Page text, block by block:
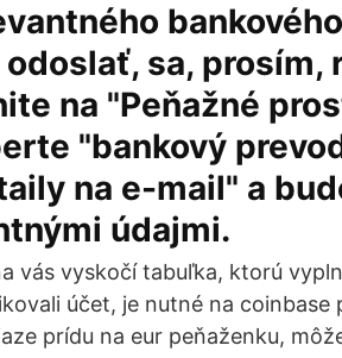
sa, prosím,
na "Peňažné
"bankový
na e-mail" a
údajmi.
vás vyskočí tabuľka, ktorú
účet, je nutné na coinbase
prídu na eur peňaženku,